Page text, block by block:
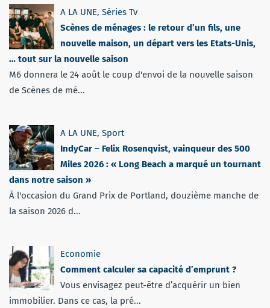
A LA UNE, Séries Tv
Scènes de ménages : le retour d’un fils, une
nouvelle maison, un départ vers les Etats-Unis,
… tout sur la nouvelle saison
M6 donnera le 24 août le coup d'envoi de la nouvelle saison
de Scènes de mé...
A LA UNE, Sport
IndyCar – Felix Rosenqvist, vainqueur des 500
Miles 2026 : « Long Beach a marqué un tournant
dans notre saison »
À l'occasion du Grand Prix de Portland, douzième manche de
la saison 2026 d...
Economie
Comment calculer sa capacité d’emprunt ?
Vous envisagez peut-être d’acquérir un bien
immobilier. Dans ce cas, la pré...